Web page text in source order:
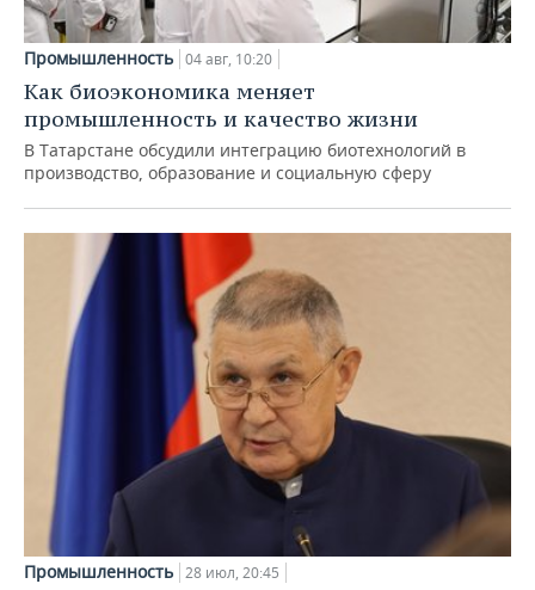
Промышленность 04 авг, 10:20
Как биоэкономика меняет
промышленность и качество жизни
В Татарстане обсудили интеграцию биотехнологий в
производство, образование и социальную сферу
Промышленность 28 июл, 20:45